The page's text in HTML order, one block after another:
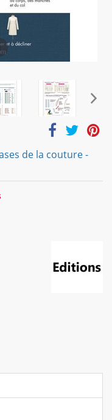
de la couture -